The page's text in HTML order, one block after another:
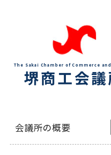
The Sakai Chamber of Commerce
堺商工会議
会議所の概要